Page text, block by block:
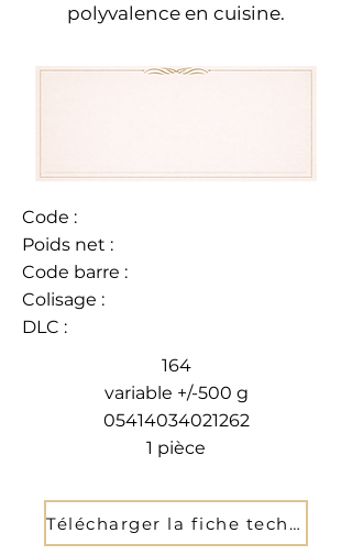
polyvalence en cuisine.
Code :
Poids net :
Code barre :
Colisage :
DLC :
164
variable +/-500 g
05414034021262
1 pièce
Télécharger la fiche technique